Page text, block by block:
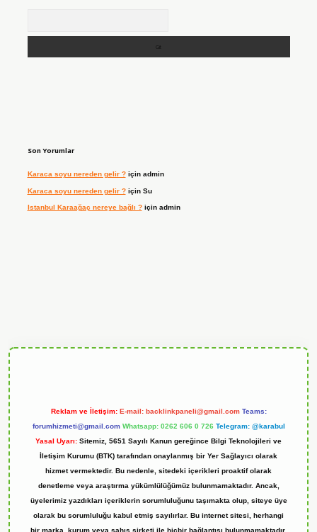
Son Yorumlar
Karaca soyu nereden gelir ?için admin
Karaca soyu nereden gelir ?için Su
Istanbul Karaağaç nereye bağlı ?için admin
Reklam ve İletişim: E-mail: backlinkpaneli@gmail.com Teams:
forumhizmeti@gmail.com Whatsapp: 0262 606 0 726 Telegram: @karabul
Yasal Uyarı: Sitemiz, 5651 Sayılı Kanun gereğince Bilgi Teknolojileri ve
İletişim Kurumu (BTK) tarafından onaylanmış bir Yer Sağlayıcı olarak
hizmet vermektedir. Bu nedenle, sitedeki içerikleri proaktif olarak
denetleme veya araştırma yükümlülüğümüz bulunmamaktadır. Ancak,
üyelerimiz yazdıkları içeriklerin sorumluluğunu taşımakta olup, siteye üye
olarak bu sorumluluğu kabul etmiş sayılırlar. Bu internet sitesi, herhangi
bir marka, kurum veya şahıs şirketi ile hiçbir bağlantısı bulunmamaktadır.